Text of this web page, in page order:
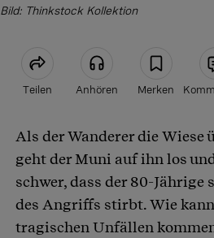
Bild: Thinkstock Kollektion
Teilen Anhören Merken
Artikel teilen
Als der Wanderer die Wiese
geht der Muni auf ihn los
schwer, dass der 80-Jährige
des Angriffs stirbt. Wie
tragischen Unfällen